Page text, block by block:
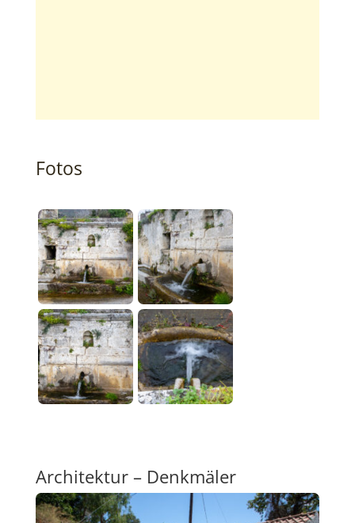
Fotos
Architektur – Denkmäler